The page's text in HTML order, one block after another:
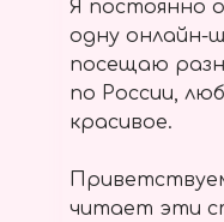
Я постоянно
одну онлайн-
посещаю
по России,
красивое.
читает эти